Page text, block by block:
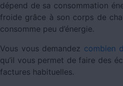
dépend de sa consommation
froide grâce à son corps de
consomme peu d’énergie.
Vous vous demandez combien
qu’il vous permet de faire des
factures habituelles.